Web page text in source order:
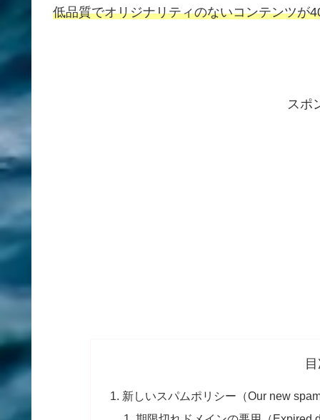
低品質でオリジナリティのないコンテンツが
スポ
新しいスパムポリシー（Our new